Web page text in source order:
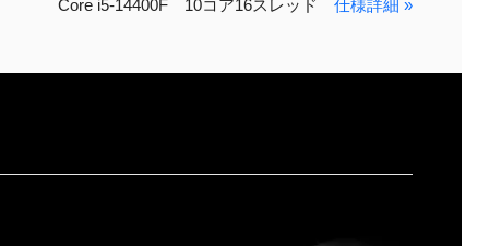
Core i5-14400F 10コア16スレッド 仕様詳細 »